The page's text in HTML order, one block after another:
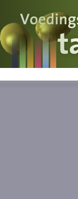
Voedingswaarde
Wat is wat?